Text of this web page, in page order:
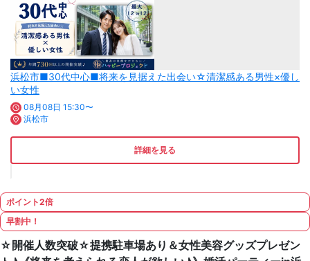
浜松市■30代中心■将来を見据えた出会い☆清潔感ある男性×優し
い女性
08月08日 15:30〜
浜松市
詳細を見る
ポイント2倍
早割中！
☆開催人数突破☆提携駐車場あり＆女性美容グッズプレゼン